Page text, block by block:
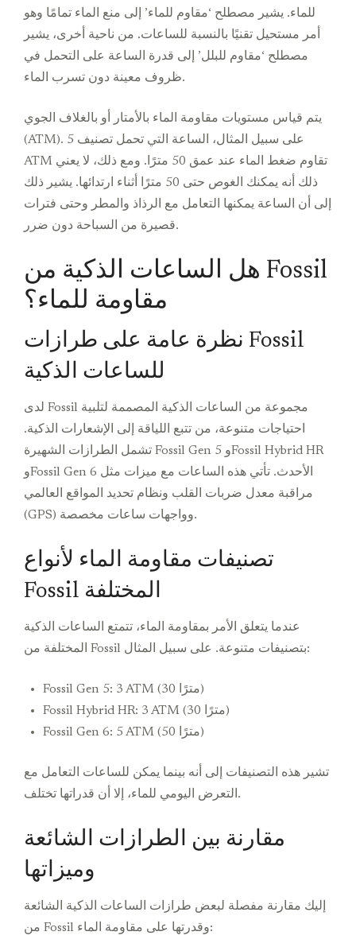
للماء. يشير مصطلح ‘مقاوم للماء’ إلى منع الماء تمامًا وهو
أمر مستحيل تقنيًا بالنسبة للساعات. من ناحية أخرى، يشير
مصطلح ‘مقاوم للبلل’ إلى قدرة الساعة على التحمل في
ظروف معينة دون تسرب الماء.
يتم قياس مستويات مقاومة الماء بالأمتار أو بالغلاف الجوي
(ATM). على سبيل المثال، الساعة التي تحمل تصنيف 5
ATM تقاوم ضغط الماء عند عمق 50 مترًا. ومع ذلك، لا يعني
ذلك أنه يمكنك الغوص حتى 50 مترًا أثناء ارتدائها. يشير ذلك
إلى أن الساعة يمكنها التعامل مع الرذاذ والمطر وحتى فترات
قصيرة من السباحة دون ضرر.
هل الساعات الذكية من Fossil
مقاومة للماء؟
نظرة عامة على طرازات Fossil
للساعات الذكية
لدى Fossil مجموعة من الساعات الذكية المصممة لتلبية
احتياجات متنوعة، من تتبع اللياقة إلى الإشعارات الذكية.
تشمل الطرازات الشهيرة Fossil Gen 5 وFossil Hybrid HR
وFossil Gen 6 الأحدث. تأتي هذه الساعات مع ميزات مثل
مراقبة معدل ضربات القلب ونظام تحديد المواقع العالمي
(GPS) وواجهات ساعات مخصصة.
تصنيفات مقاومة الماء لأنواع
Fossil المختلفة
عندما يتعلق الأمر بمقاومة الماء، تتمتع الساعات الذكية
المختلفة من Fossil بتصنيفات متنوعة. على سبيل المثال:
Fossil Gen 5: 3 ATM (30 مترًا)
Fossil Hybrid HR: 3 ATM (30 مترًا)
Fossil Gen 6: 5 ATM (50 مترًا)
تشير هذه التصنيفات إلى أنه بينما يمكن للساعات التعامل مع
التعرض اليومي للماء، إلا أن قدراتها تختلف.
مقارنة بين الطرازات الشائعة
وميزاتها
إليك مقارنة مفصلة لبعض طرازات الساعات الذكية الشائعة
من Fossil وقدرتها على مقاومة الماء: